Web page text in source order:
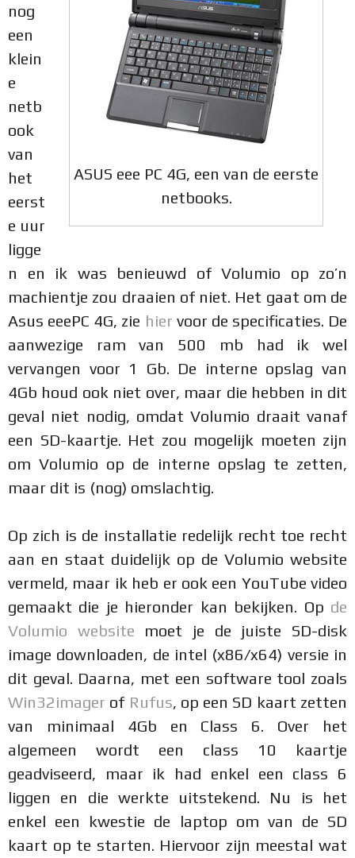
ASUS eee PC 4G, een van de eerste
netbooks.
nog
een
klein
e
netb
ook
van
het
eerst
e uur
ligge
n en ik was benieuwd of Volumio op zo’n
machientje zou draaien of niet. Het gaat om de
Asus eeePC 4G, zie hier voor de specificaties. De
aanwezige ram van 500 mb had ik wel
vervangen voor 1 Gb. De interne opslag van
4Gb houd ook niet over, maar die hebben in dit
geval niet nodig, omdat Volumio draait vanaf
een SD-kaartje. Het zou mogelijk moeten zijn
om Volumio op de interne opslag te zetten,
maar dit is (nog) omslachtig.
Op zich is de installatie redelijk recht toe recht
aan en staat duidelijk op de Volumio website
vermeld, maar ik heb er ook een YouTube video
gemaakt die je hieronder kan bekijken. Op de
Volumio website moet je de juiste SD-disk
image downloaden, de intel (x86/x64) versie in
dit geval. Daarna, met een software tool zoals
Win32imager of Rufus, op een SD kaart zetten
van minimaal 4Gb en Class 6. Over het
algemeen wordt een class 10 kaartje
geadviseerd, maar ik had enkel een class 6
liggen en die werkte uitstekend. Nu is het
enkel een kwestie de laptop om van de SD
kaart op te starten. Hiervoor zijn meestal wat